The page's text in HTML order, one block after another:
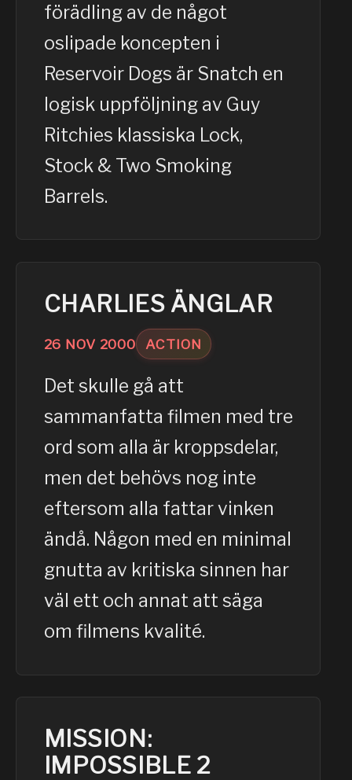
förädling av de något
oslipade koncepten i
Reservoir Dogs är Snatch en
logisk uppföljning av Guy
Ritchies klassiska Lock,
Stock & Two Smoking
Barrels.
CHARLIES ÄNGLAR
26 NOV 2000 ACTION
Det skulle gå att
sammanfatta filmen med tre
ord som alla är kroppsdelar,
men det behövs nog inte
eftersom alla fattar vinken
ändå. Någon med en minimal
gnutta av kritiska sinnen har
väl ett och annat att säga
om filmens kvalité.
MISSION:
IMPOSSIBLE 2